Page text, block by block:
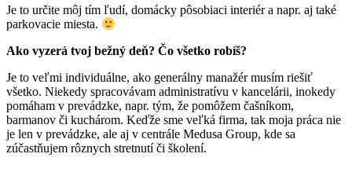
Je to určite môj tím ľudí, domácky pôsobiaci interiér a napr. aj také
parkovacie miesta.
Ako vyzerá tvoj bežný deň? Čo všetko robíš?
Je to veľmi individuálne, ako generálny manažér musím riešiť
všetko. Niekedy spracovávam administratívu v kancelárii, inokedy
pomáham v prevádzke, napr. tým, že pomôžem čašníkom,
barmanov či kuchárom. Keďže sme veľká firma, tak moja práca nie
je len v prevádzke, ale aj v centrále Medusa Group, kde sa
zúčastňujem rôznych stretnutí či školení.